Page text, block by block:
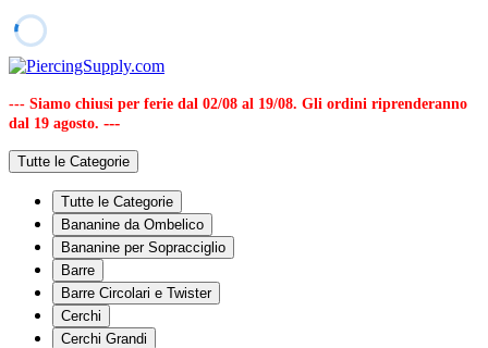
--- Siamo chiusi per ferie dal 02/08 al 19/08. Gli ordini riprenderanno
dal 19 agosto. ---
Tutte le Categorie
Tutte le Categorie
Bananine da Ombelico
Bananine per Sopracciglio
Barre
Barre Circolari e Twister
Cerchi
Cerchi Grandi